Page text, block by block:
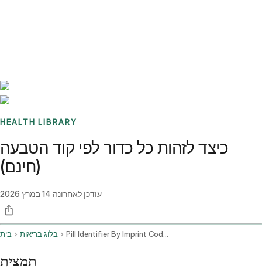
HEALTH LIBRARY
כיצד לזהות כל כדור לפי קוד הטבעה
(חינם)
עודכן לאחרונה 14 במרץ 2026
בית בלוג בריאות Pill Identifier By Imprint Code Free
תמצית